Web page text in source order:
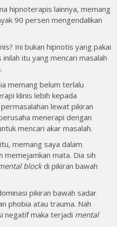
hipnoterapis lainnya, memang
90 persen mengendalikan
Ini bukan hipnotis yang pakai
itu yang mencari masalah
memang belum terlalu
klinis lebih kepada
lewat pikiran
menerapi dengan
mencari akar masalah.
memang saya dalam
memejamkan mata. Dia sih
blockdi pikiran bawah
pikiran bawah sadar
phobia atau trauma. Nah
negatif maka terjadi mental